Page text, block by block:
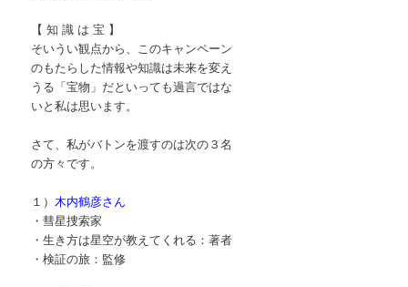
【 知 識 は 宝 】
そいうい観点から、このキャンペーン
のもたらした情報や知識は未来を変え
うる「宝物」だといっても過言ではな
いと私は思います。
さて、私がバトンを渡すのは次の３名
の方々です。
１）木内鶴彦さん
・彗星捜索家
・生き方は星空が教えてくれる：著者
・検証の旅：監修